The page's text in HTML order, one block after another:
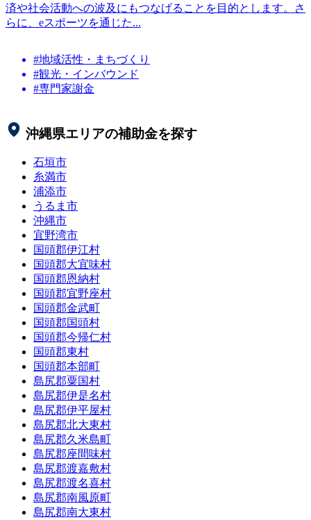
済や社会活動への波及にもつなげることを目的とします。さ
らに、eスポーツを通じた...
#地域活性・まちづくり
#観光・インバウンド
#専門家謝金
沖縄県エリアの補助金を探す
石垣市
糸満市
浦添市
うるま市
沖縄市
宜野湾市
国頭郡伊江村
国頭郡大宜味村
国頭郡恩納村
国頭郡宜野座村
国頭郡金武町
国頭郡国頭村
国頭郡今帰仁村
国頭郡東村
国頭郡本部町
島尻郡粟国村
島尻郡伊是名村
島尻郡伊平屋村
島尻郡北大東村
島尻郡久米島町
島尻郡座間味村
島尻郡渡嘉敷村
島尻郡渡名喜村
島尻郡南風原町
島尻郡南大東村